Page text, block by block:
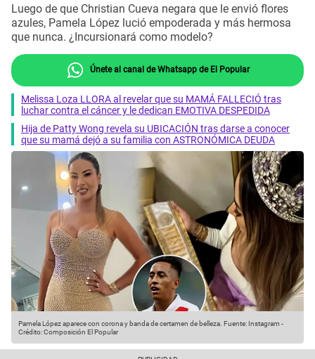
Luego de que Christian Cueva negara que le envió flores
azules, Pamela López lució empoderada y más hermosa
que nunca. ¿Incursionará como modelo?
Únete al canal de Whatsapp de El Popular
Melissa Loza LLORA al revelar que su MAMÁ FALLECIÓ tras
luchar contra el cáncer y le dedican EMOTIVA DESPEDIDA
Hija de Patty Wong revela su UBICACIÓN tras darse a conocer
que su mamá dejó a su familia con ASTRONÓMICA DEUDA
Pamela López aparece con corona y banda de certamen de belleza. Fuente: Instagram -
Crédito: Composición El Popular